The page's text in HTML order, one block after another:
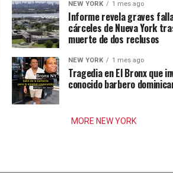
NEW YORK 1 mes ago
Informe revela graves
cárceles de Nueva York
muerte de dos reclusos
NEW YORK 1 mes ago
Tragedia en El Bronx que
conocido barbero
MORE NEW YORK